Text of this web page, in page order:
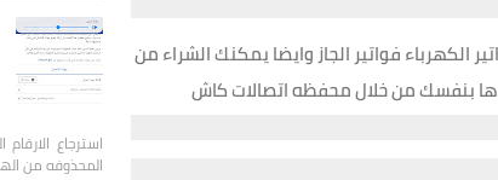
الكهرباء فواتير الجاز وايضا يمكنك الشراء من
بنفسك من خلال محفظه اتصالات كاش
المحذوفه من